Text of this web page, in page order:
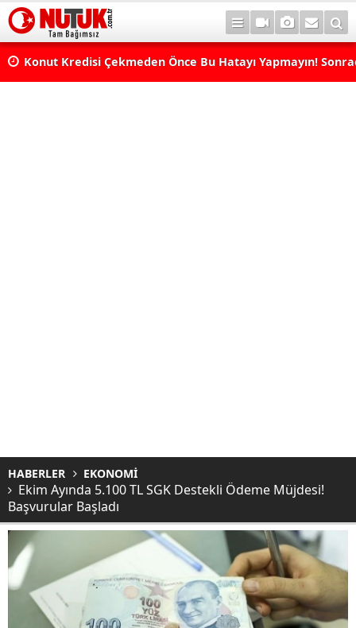
Konut Kredisi Çekmeden Önce Bu Hatayı Yapmayın!
HABERLER EKONOMİ
Ekim Ayında 5.100 TL SGK Destekli Ödeme Müjdesi!
Başvurular Başladı